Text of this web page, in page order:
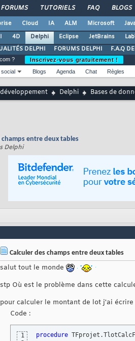
FORUMS TUTORIELS FAQ BLOGS
Cloud IA ALM Microsoft
4D Delphi Eclipse JetBrains
DELPHI
FORUMS DELPHI F.A.Q
?
Inscrivez-vous gratuitement !
social Blogs Agenda Chat Règles
Delphi Bases de
champs entre deux tables
Delphi
Calculer des champs entre deux tables
salut tout le monde
stp Où est le problème dans cette
pour calculer le montant de lot j'ai
Code :
1
procedure